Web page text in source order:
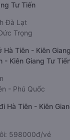
Tư Tiến
Đà Lạt
Trọng
Tiên - Kiên
- Kiên Giang Tư
- Phú Quốc
Hà Tiên - Kiên
598000đ/vé